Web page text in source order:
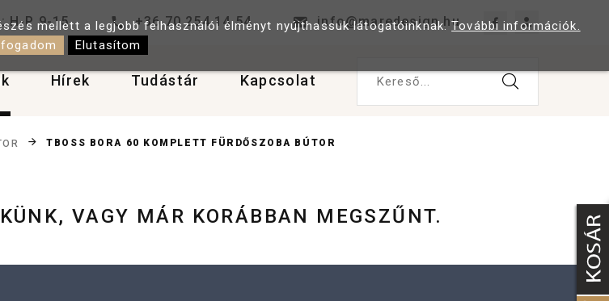
H-P 9-15 +36 70 254 14 54 info@maredesign.hu
Hírek Tudástár Kapcsolat Kereső...
TBOSS BORA 60 KOMPLETT FÜRDŐSZOBA BÚTOR
VAGY MÁR KORÁBBAN MEGSZŰNT.
mellett a legjobb felhasználói élményt nyújthassuk látogatóinknak.További információk.
Elutasítom